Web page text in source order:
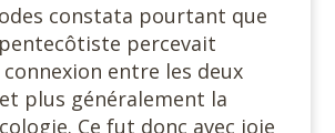
constata pourtant que
percevait
entre les deux
plus généralement la
Ce fut donc avec joie